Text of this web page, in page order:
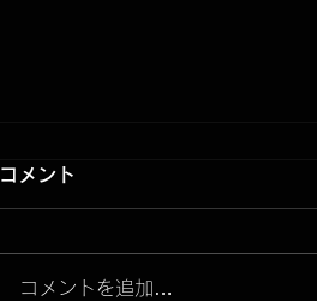
コメント
コメントを追加…